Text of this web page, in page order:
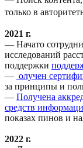
только в
2021 г.
— Начато
исследований
поддержки
— олучен
за принципы и
— Получена
средств
показах пинов и
2022 г.